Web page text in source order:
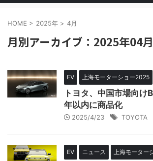
HOME > 2025年 > 4月
月別アーカイブ：2025年04月
EV 上海モーターショー2025
トヨタ、中国市場向け
年以内に商品化
2025/4/23 TOYOTA
EV ニュース 上海モーター